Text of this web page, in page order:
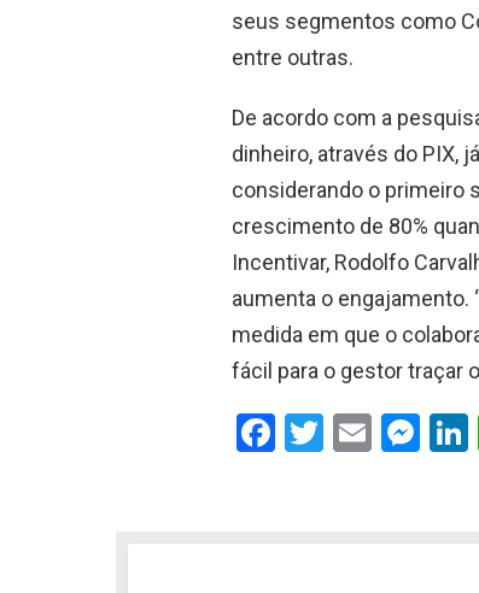
seus segmentos como
entre outras.
De acordo com a
dinheiro, através do PIX,
considerando o primeiro
crescimento de 80%
Incentivar, Rodolfo
aumenta o engajamento.
medida em que o
fácil para o gestor traçar
F
T
E
M